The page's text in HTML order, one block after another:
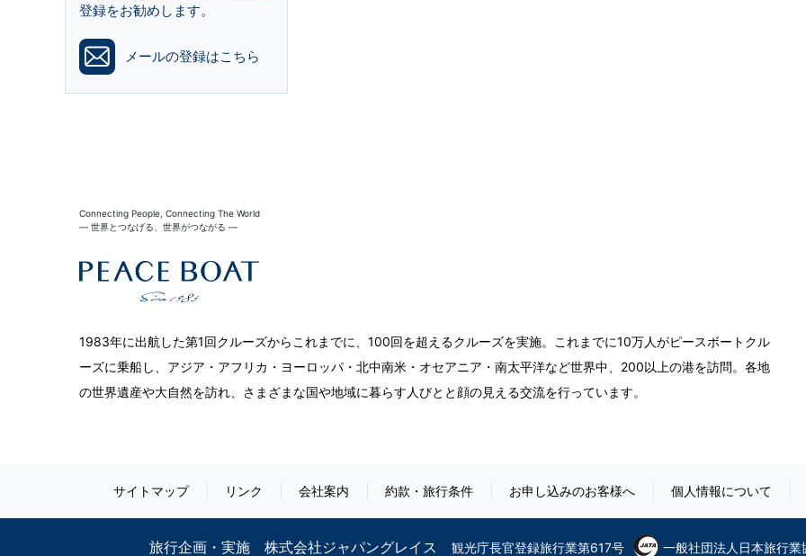
登録をお勧めします。
メールの登録はこちら
Connecting People, Connecting The World
― 世界とつなげる、世界がつながる ―
1983年に出航した第1回クルーズからこれまでに、100回を超えるクルーズを実施。これまでに10万人がピースボートクル
ーズに乗船し、アジア・アフリカ・ヨーロッパ・北中南米・オセアニア・南太平洋など世界中、200以上の港を訪問。各地
の世界遺産や大自然を訪れ、さまざまな国や地域に暮らす人びとと顔の見える交流を行っています。
サイトマップ リンク 会社案内 約款・旅行条件 お申し込みのお客様へ 個人情報について
旅行企画・実施 株式会社ジャパングレイス 観光庁長官登録旅行業第617号 一般社団法人日本旅行業